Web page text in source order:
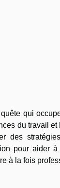
qui
du travail et
des
pour aider à
à la fois